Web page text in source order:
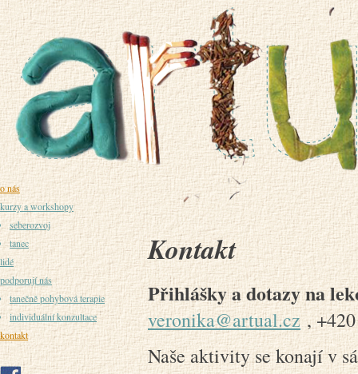
o nás
kurzy a workshopy
seberozvoj
tanec
lidé
podporují nás
tanečně pohybová terapie
individuální konzultace
kontakt
Kontakt
Přihlášky a dotazy na
veronika@artual.cz,
Naše aktivity se konají v